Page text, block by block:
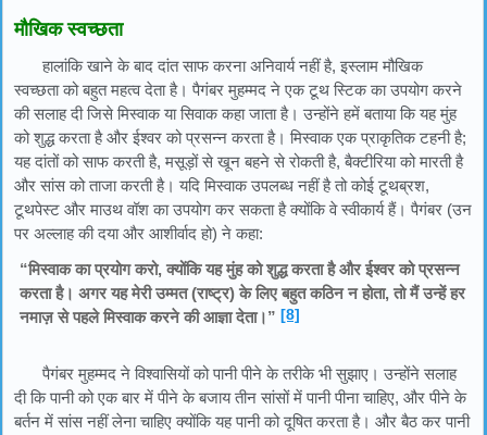
मौखिक स्वच्छता
हालांकि खाने के बाद दांत साफ करना अनिवार्य नहीं है, इस्लाम मौखिक
स्वच्छता को बहुत महत्व देता है। पैगंबर मुहम्मद ने एक टूथ स्टिक का उपयोग करने
की सलाह दी जिसे मिस्वाक या सिवाक कहा जाता है। उन्होंने हमें बताया कि यह मुंह
को शुद्ध करता है और ईश्वर को प्रसन्न करता है। मिस्वाक एक प्राकृतिक टहनी है;
यह दांतों को साफ करती है, मसूड़ों से खून बहने से रोकती है, बैक्टीरिया को मारती है
और सांस को ताजा करती है। यदि मिस्वाक उपलब्ध नहीं है तो कोई टूथब्रश,
टूथपेस्ट और माउथ वॉश का उपयोग कर सकता है क्योंकि वे स्वीकार्य हैं। पैगंबर (उन
पर अल्लाह की दया और आशीर्वाद हो) ने कहा:
“मिस्वाक का प्रयोग करो, क्योंकि यह मुंह को शुद्ध करता है और ईश्वर को प्रसन्न
करता है। अगर यह मेरी उम्मत (राष्ट्र) के लिए बहुत कठिन न होता, तो मैं उन्हें हर
नमाज़ से पहले मिस्वाक करने की आज्ञा देता।” [8]
पैगंबर मुहम्मद ने विश्वासियों को पानी पीने के तरीके भी सुझाए। उन्होंने सलाह
दी कि पानी को एक बार में पीने के बजाय तीन सांसों में पानी पीना चाहिए, और पीने के
बर्तन में सांस नहीं लेना चाहिए क्योंकि यह पानी को दूषित करता है। और बैठ कर पानी